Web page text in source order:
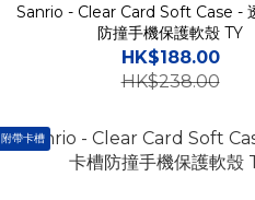
Sanrio - Clear Card Soft Case -
防撞手機保護軟殼 TY
HK$188.00
HK$238.00
附帶卡槽